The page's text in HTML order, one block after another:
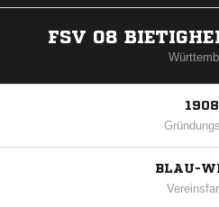
FSV 08
1908
BLAU-